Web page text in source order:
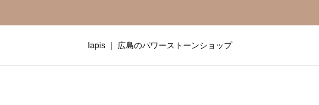
lapis ｜ 広島のパワーストーンショップ